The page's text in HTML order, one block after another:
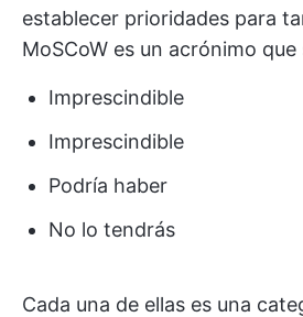
establecer prioridades para
MoSCoW es un acrónimo
Imprescindible
Imprescindible
Podría haber
No lo tendrás
Cada una de ellas es una